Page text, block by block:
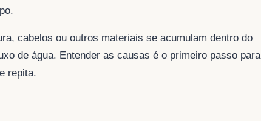
cabelos ou outros materiais se acumulam dentro do
de água. Entender as causas é o primeiro passo para
repita.